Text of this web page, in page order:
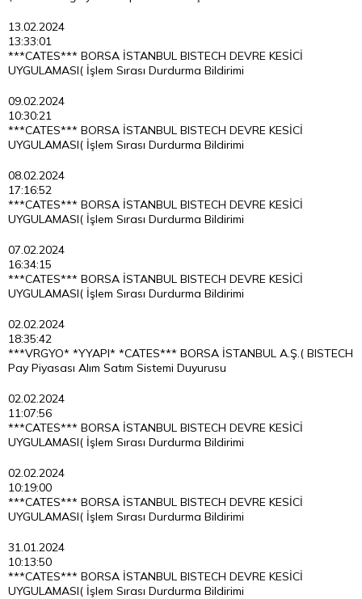
13.02.2024
13:33:01
***CATES*** BORSA İSTANBUL BISTECH DEVRE KESİCİ
UYGULAMASI( İşlem Sırası Durdurma Bildirimi
09.02.2024
10:30:21
***CATES*** BORSA İSTANBUL BISTECH DEVRE KESİCİ
UYGULAMASI( İşlem Sırası Durdurma Bildirimi
08.02.2024
17:16:52
***CATES*** BORSA İSTANBUL BISTECH DEVRE KESİCİ
UYGULAMASI( İşlem Sırası Durdurma Bildirimi
07.02.2024
16:34:15
***CATES*** BORSA İSTANBUL BISTECH DEVRE KESİCİ
UYGULAMASI( İşlem Sırası Durdurma Bildirimi
02.02.2024
18:35:42
***VRGYO* *YYAPI* *CATES*** BORSA İSTANBUL A.Ş.( BISTECH
Pay Piyasası Alım Satım Sistemi Duyurusu
02.02.2024
11:07:56
***CATES*** BORSA İSTANBUL BISTECH DEVRE KESİCİ
UYGULAMASI( İşlem Sırası Durdurma Bildirimi
02.02.2024
10:19:00
***CATES*** BORSA İSTANBUL BISTECH DEVRE KESİCİ
UYGULAMASI( İşlem Sırası Durdurma Bildirimi
31.01.2024
10:13:50
***CATES*** BORSA İSTANBUL BISTECH DEVRE KESİCİ
UYGULAMASI( İşlem Sırası Durdurma Bildirimi